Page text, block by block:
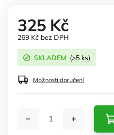
325 Kč
269 Kč bez DPH
SKLADEM (>5 ks)
Možnosti doručení